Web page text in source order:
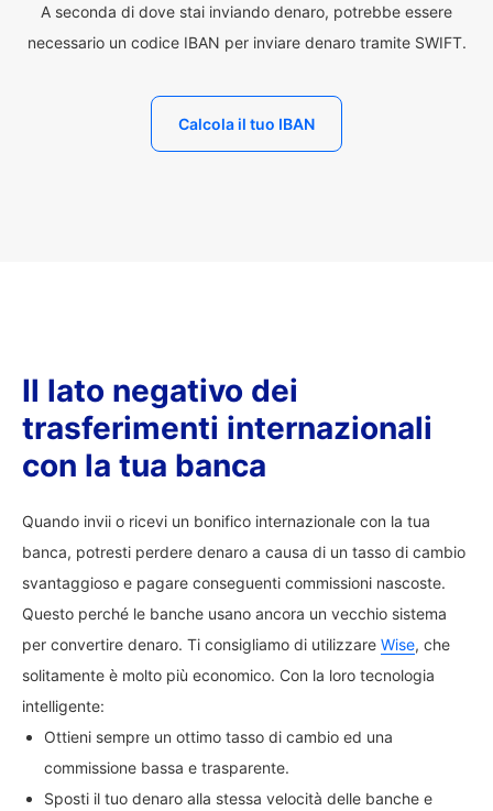
A seconda di dove stai inviando denaro, potrebbe essere
necessario un codice IBAN per inviare denaro tramite SWIFT.
Calcola il tuo IBAN
Il lato negativo dei
trasferimenti internazionali
con la tua banca
Quando invii o ricevi un bonifico internazionale con la tua
banca, potresti perdere denaro a causa di un tasso di cambio
svantaggioso e pagare conseguenti commissioni nascoste.
Questo perché le banche usano ancora un vecchio sistema
per convertire denaro. Ti consigliamo di utilizzare Wise, che
solitamente è molto più economico. Con la loro tecnologia
intelligente:
Ottieni sempre un ottimo tasso di cambio ed una
commissione bassa e trasparente.
Sposti il tuo denaro alla stessa velocità delle banche e